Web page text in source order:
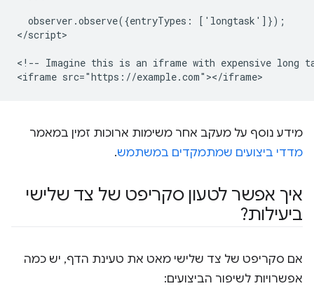
  observer.observe({entryTypes: ['longtask']});
</script>
<!-- Imagine this is an iframe with expensive long
מידע נוסף על מעקב אחר משימות ארוכות זמין במאמר
מדדי ביצועים שמתמקדים במשתמש.
איך אפשר לטעון סקריפט של צד שלישי
ביעילות?
אם סקריפט של צד שלישי מאט את טעינת הדף, יש כמה
אפשרויות לשיפור הביצועים: